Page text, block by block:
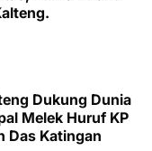
Dukung Dunia
Melek Huruf KP
Das Katingan